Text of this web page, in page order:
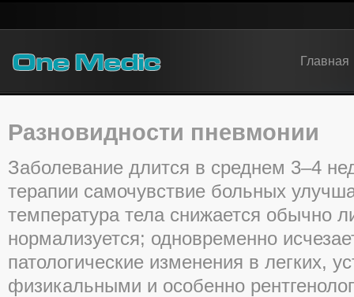
Главная
Разновидности пневмонии
Заболевание длится в среднем 3–4
терапии самочувствие больных
температура тела снижается обычно
нормализуется; одновременно
патологические изменения в легких,
физикальными и особенно